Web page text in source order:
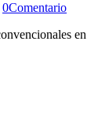
0Comentario